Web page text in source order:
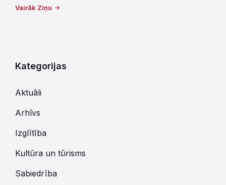
Vairāk Ziņu
Kategorijas
Aktuāli
Arhīvs
Izglītība
Kultūra un tūrisms
Sabiedrība